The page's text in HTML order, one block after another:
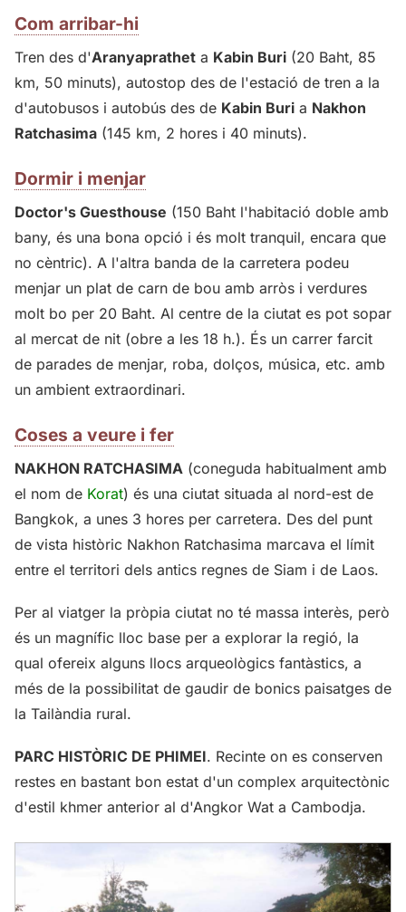
Com arribar-hi
Tren des d'Aranyaprathet a Kabin Buri (20 Baht, 85
km, 50 minuts), autostop des de l'estació de tren a la
d'autobusos i autobús des de Kabin Buri a Nakhon
Ratchasima (145 km, 2 hores i 40 minuts).
Dormir i menjar
Doctor's Guesthouse (150 Baht l'habitació doble amb
bany, és una bona opció i és molt tranquil, encara que
no cèntric). A l'altra banda de la carretera podeu
menjar un plat de carn de bou amb arròs i verdures
molt bo per 20 Baht. Al centre de la ciutat es pot sopar
al mercat de nit (obre a les 18 h.). És un carrer farcit
de parades de menjar, roba, dolços, música, etc. amb
un ambient extraordinari.
Coses a veure i fer
NAKHON RATCHASIMA (coneguda habitualment amb
el nom de Korat) és una ciutat situada al nord-est de
Bangkok, a unes 3 hores per carretera. Des del punt
de vista històric Nakhon Ratchasima marcava el límit
entre el territori dels antics regnes de Siam i de Laos.
Per al viatger la pròpia ciutat no té massa interès, però
és un magnífic lloc base per a explorar la regió, la
qual ofereix alguns llocs arqueològics fantàstics, a
més de la possibilitat de gaudir de bonics paisatges de
la Tailàndia rural.
PARC HISTÒRIC DE PHIMEI. Recinte on es conserven
restes en bastant bon estat d'un complex arquitectònic
d'estil khmer anterior al d'Angkor Wat a Cambodja.